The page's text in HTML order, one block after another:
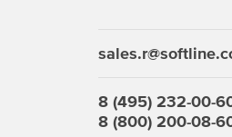
8 (495) 232-00-
8 (800) 200-08-